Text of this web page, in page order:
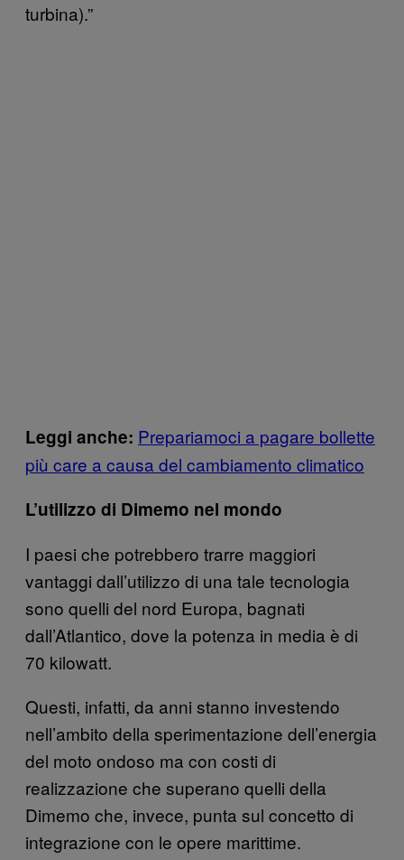
turbina).”
Leggi anche: Prepariamoci a pagare bollette
più care a causa del cambiamento climatico
L’utilizzo di Dimemo nel mondo
I paesi che potrebbero trarre maggiori
vantaggi dall’utilizzo di una tale tecnologia
sono quelli del nord Europa, bagnati
dall’Atlantico, dove la potenza in media è di
70 kilowatt.
Questi, infatti, da anni stanno investendo
nell’ambito della sperimentazione dell’energia
del moto ondoso ma con costi di
realizzazione che superano quelli della
Dimemo che, invece, punta sul concetto di
integrazione con le opere marittime.